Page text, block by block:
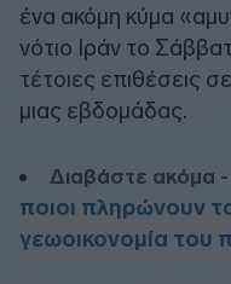
ένα ακόμη κύμα
νότιο Ιράν το
τέτοιες επιθέσεις
μιας εβδομάδας.
Διαβάστε ακόμα -
ποιοι πληρώνουν
γεωοικονομία του